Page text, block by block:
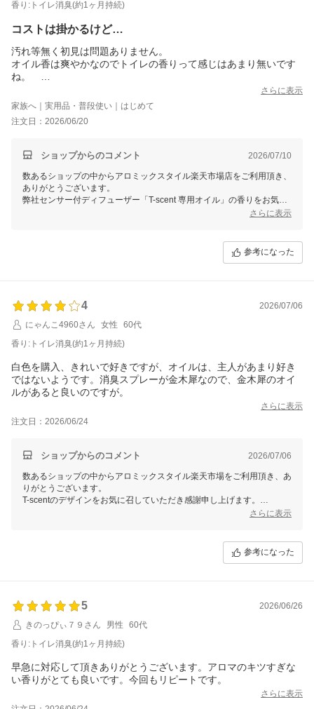
香り:トイレ消臭(約1ヶ月持続)
コストは掛かるけど…
汚れ等無く初見は問題ありません。
オイル香は爽やかなのでトイレの香りって感じはあまり無いです
ね。
さらに表示
家族へ｜実用品・普段使い｜はじめて
注文日：2026/06/20
ショップからのコメント 2026/07/10
数あるショップの中からアロミックスタイル楽天市場店をご利用頂き、
ありがとうございます。
弊社センサー付ディフューザー「T-scent 専用オイル」の香りをお気に
さらに表示
参考になった
4
2026/07/06
にゃんこ4960さん
女性
60代
香り:トイレ消臭(約1ヶ月持続)
白色を購入、きれいで好きですが、オイルは、主人があまり好き
ではないようです。消臭スプレーが金木犀なので、金木犀のオイ
ルがあると良いのですが。
さらに表示
注文日：2026/06/24
ショップからのコメント 2026/07/06
数あるショップの中からアロミックスタイル楽天市場をご利用頂き、あ
りがとうございます。
T-scentのデザインをお気に召していただき感謝申し上げます。
しかしながらご家族のご期待に添えなかったとのことお詫び申し上げま
「トイレ消臭」のブレンドはミントやハーブ系のオイルを中心に、爽や
かなレモンオイルを加えたスーッとする香りで苦手な方もいらっしゃる
また、金木犀の香りがお好みとのこと、貴重なご意見をいただきまして
ありがとうございます。
商品企画課に伝え、今後の商品開発に活かさせていただきます。
またのご利用お待ちしております。
さらに表示
参考になった
5
2026/06/26
きのっぴぃ７９さん
男性
60代
香り:トイレ消臭(約1ヶ月持続)
早急に対応して頂きありがとうございます。アロマのキツすぎな
い香りがとても良いです。今回もリピートです。
さらに表示